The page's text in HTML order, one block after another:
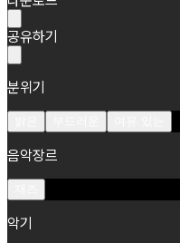
공유하기
분위기
음악장르
악기